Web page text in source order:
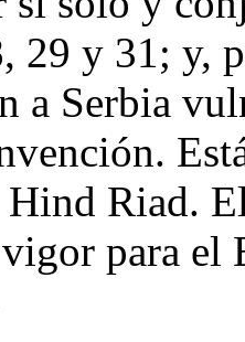
29 y 31; y,
a Serbia
Hind Riad.
para el